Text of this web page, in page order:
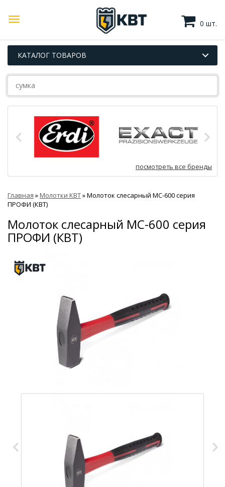
0 шт.
КАТАЛОГ ТОВАРОВ
посмотреть все бренды
Главная »Молотки КВТ»Молоток слесарный МС-600 серия
ПРОФИ (КВТ)
Молоток слесарный МС-600 серия
ПРОФИ (КВТ)